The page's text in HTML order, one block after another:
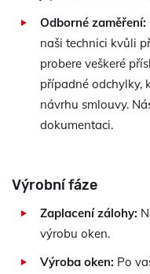
Odborné zaměření:
naši technici kvůli
probere veškeré
případné odchylky,
návrhu smlouvy.
dokumentaci.
Výrobní fáze
Zaplacení zálohy:
výrobu oken.
Výroba oken: Po